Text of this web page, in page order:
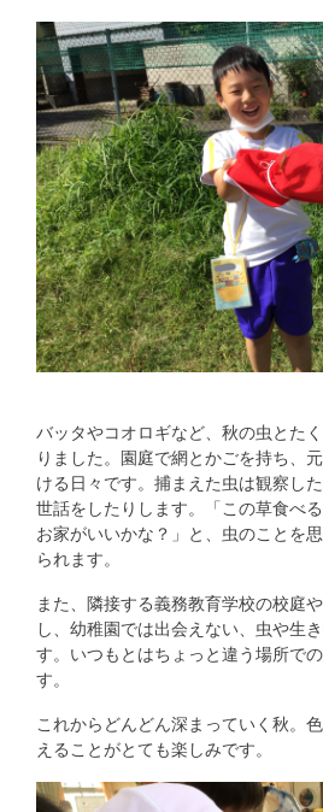
バッタやコオロギなど、秋の虫とた
りました。園庭で網とかごを持ち、
ける日々です。捕まえた虫は観察し
世話をしたりします。「この草食べ
お家がいいかな？」と、虫のことを
られます。
また、隣接する義務教育学校の校庭
し、幼稚園では出会えない、虫や生
す。いつもとはちょっと違う場所で
す。
これからどんどん深まっていく秋。
えることがとても楽しみです。